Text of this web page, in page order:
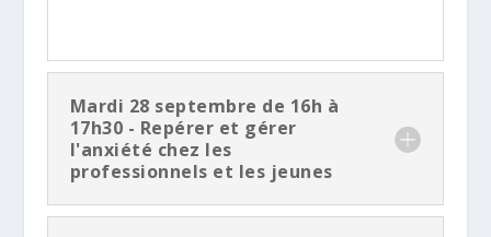
Mardi 28 septembre de 16h à
17h30 - Repérer et gérer
l'anxiété chez les
professionnels et les jeunes